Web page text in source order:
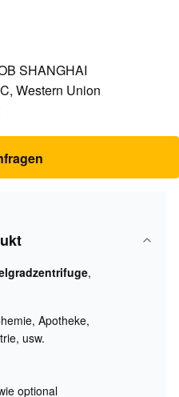
SHANGHAI
Western Union
,
Apotheke,
usw.
optional